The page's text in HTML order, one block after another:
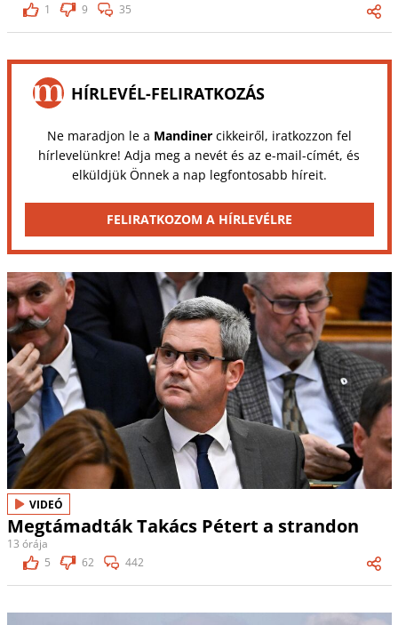
1
9 35
HÍRLEVÉL-FELIRATKOZÁS
Ne maradjon le a Mandinercikkeiről, iratkozzon fel
hírlevelünkre! Adja meg a nevét és az e-mail-címét, és
elküldjük Önnek a nap legfontosabb híreit.
FELIRATKOZOM A HÍRLEVÉLRE
VIDEÓ
Megtámadták Takács Pétert a strandon
13 órája
5
62 442